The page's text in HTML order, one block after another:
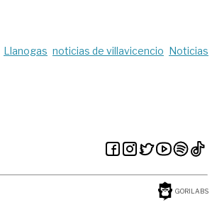
Llanogas noticias de villavicencio Noticias
GORILABS